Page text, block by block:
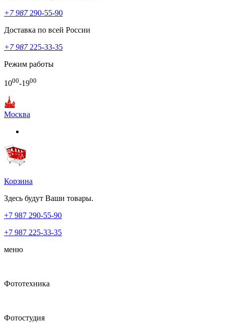
+7 987290-55-90
Доставка по всей России
+7 987225-33-35
Режим работы
1000-1900
Москва
Корзина
Здесь будут Ваши товары.
+7 987 290-55-90
+7 987 225-33-35
меню
Фототехника
Фотостудия